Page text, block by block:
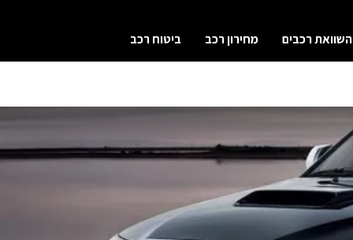
השוואת רכבים מחירון רכב ביטוח רכב